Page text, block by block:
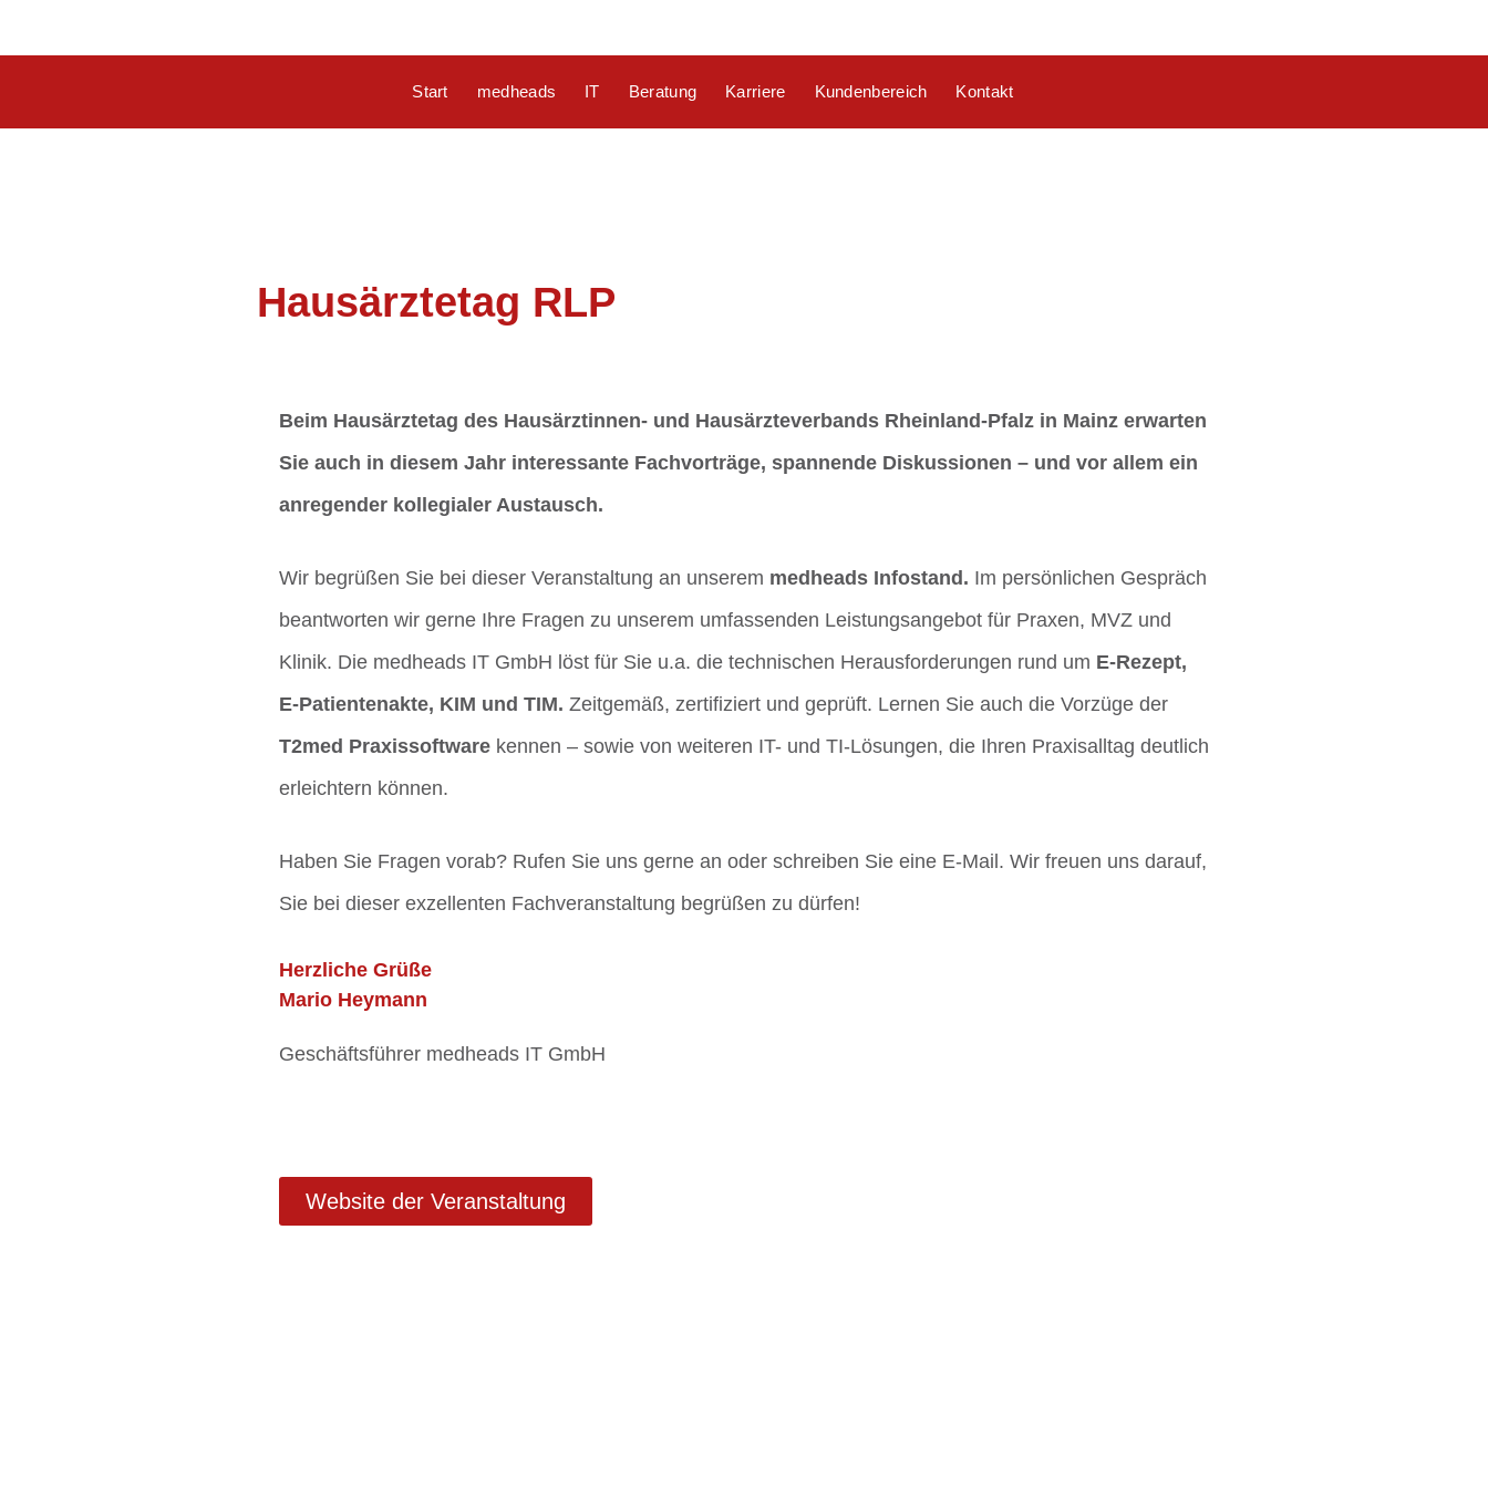
Start medheads IT Beratung Karriere Kundenbereich Kontakt
Hausärztetag RLP
Beim Hausärztetag des Hausärztinnen- und Hausärzteverbands Rheinland-Pfalz in Mainz erwarten
Sie auch in diesem Jahr interessante Fachvorträge, spannende Diskussionen – und vor allem ein
anregender kollegialer Austausch.
Wir begrüßen Sie bei dieser Veranstaltung an unserem medheads Infostand. Im persönlichen Gespräch
beantworten wir gerne Ihre Fragen zu unserem umfassenden Leistungsangebot für Praxen, MVZ und
Klinik. Die medheads IT GmbH löst für Sie u.a. die technischen Herausforderungen rund um E-Rezept,
E-Patientenakte, KIM und TIM. Zeitgemäß, zertifiziert und geprüft. Lernen Sie auch die Vorzüge der
T2med Praxissoftware kennen – sowie von weiteren IT- und TI-Lösungen, die Ihren Praxisalltag deutlich
erleichtern können.
Haben Sie Fragen vorab? Rufen Sie uns gerne an oder schreiben Sie eine E-Mail. Wir freuen uns darauf,
Sie bei dieser exzellenten Fachveranstaltung begrüßen zu dürfen!
Herzliche Grüße
Mario Heymann
Geschäftsführer medheads IT GmbH
Website der Veranstaltung